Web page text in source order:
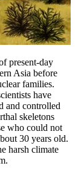
present-day
Asia before
families.
have
and controlled
skeletons
who could not
30 years old.
harsh climate